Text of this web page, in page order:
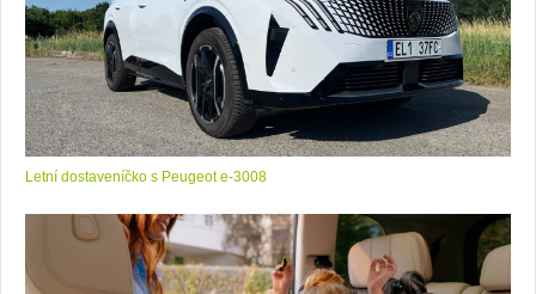
Letní dostaveníčko s Peugeot e-3008